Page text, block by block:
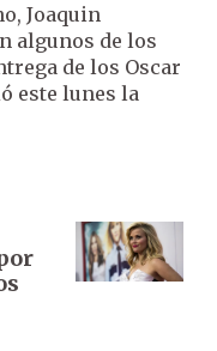
Joaquin
algunos de los
de los Oscar
este lunes la